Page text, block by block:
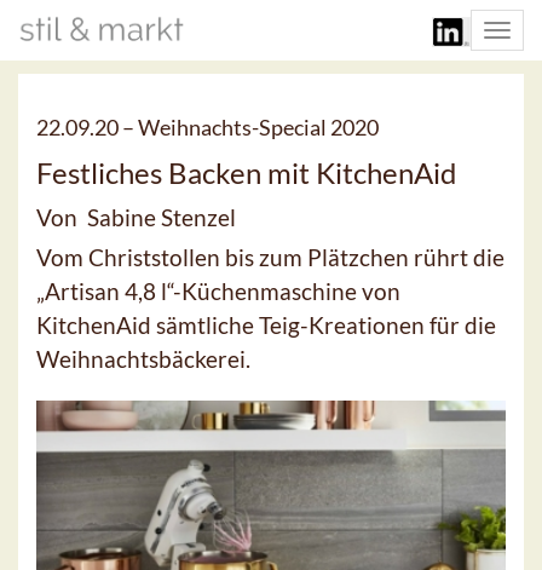
22.09.20 –Weihnachts-Special 2020
Festliches Backen mit KitchenAid
Von Sabine Stenzel
Vom Christstollen bis zum Plätzchen rührt die
„Artisan 4,8 l“-Küchenmaschine von
KitchenAid sämtliche Teig-Kreationen für die
Weihnachtsbäckerei.